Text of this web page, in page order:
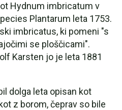
Hydnum imbricatum v
Plantarum leta 1753.
imbricatus, ki pomeni "s
se ploščicami".
Karsten jo je leta 1881
dolga leta opisan kot
z borom, čeprav so bile